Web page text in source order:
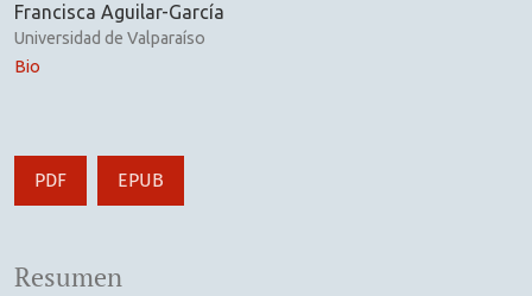
Francisca Aguilar-García
Universidad de Valparaíso
Bio
PDF EPUB
Resumen